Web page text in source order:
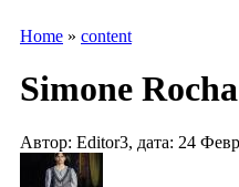
Home » content
Simone
Автор: Editor3, дата: 24